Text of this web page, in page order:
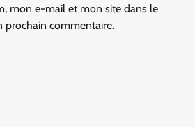
mon e-mail et mon site dans le
prochain commentaire.